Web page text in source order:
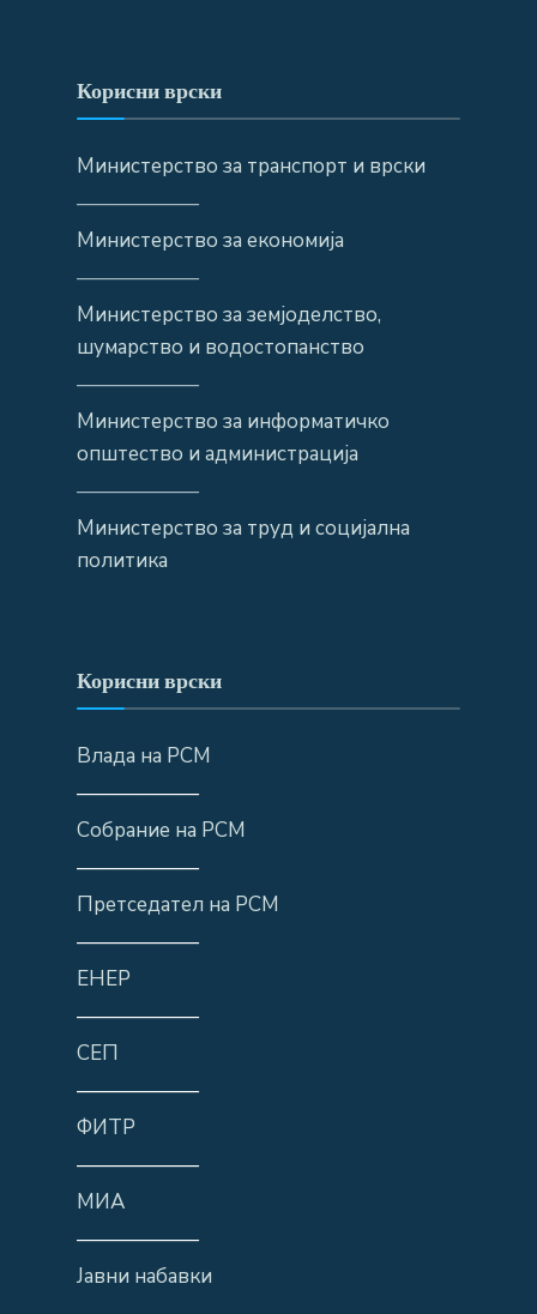
Корисни врски
Министерство за транспорт и врски
——————
Министерство за економија
——————
Министерство за земјоделство,
шумарство и водостопанство
——————
Министерство за информатичко
општество и администрација
——————
Министерство за труд и социјална
политика
Корисни врски
Влада на РСМ
——————
Собрание на РСМ
——————
Претседател на РСМ
——————
ЕНЕР
——————
СЕП
——————
ФИТР
——————
МИА
——————
Јавни набавки